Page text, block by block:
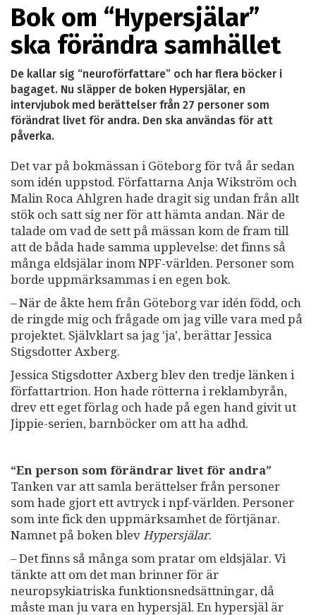
Bok om “Hypersjälar”
ska förändra samhället
De kallar sig “neuroförfattare” och har flera böcker i
bagaget. Nu släpper de boken Hypersjälar, en
intervjubok med berättelser från 27 personer som
förändrat livet för andra. Den ska användas för att
påverka.
Det var på bokmässan i Göteborg för två år sedan
som idén uppstod. Författarna Anja Wikström och
Malin Roca Ahlgren hade dragit sig undan från allt
stök och satt sig ner för att hämta andan. När de
talade om vad de sett på mässan kom de fram till
att de båda hade samma upplevelse: det finns så
många eldsjälar inom NPF-världen. Personer som
borde uppmärksammas i en egen bok.
– När de åkte hem från Göteborg var idén född, och
de ringde mig och frågade om jag ville vara med på
projektet. Självklart sa jag 'ja', berättar Jessica
Stigsdotter Axberg.
Jessica Stigsdotter Axberg blev den tredje länken i
författartrion. Hon hade rötterna i reklambyrån,
drev ett eget förlag och hade på egen hand givit ut
Jippie-serien, barnböcker om att ha adhd.
“En person som förändrar livet för andra”
Tanken var att samla berättelser från personer
som hade gjort ett avtryck i npf-världen. Personer
som inte fick den uppmärksamhet de förtjänar.
Namnet på boken blev Hypersjälar.
– Det finns så många som pratar om eldsjälar. Vi
tänkte att om det man brinner för är
neuropsykiatriska funktionsnedsättningar, då
måste man ju vara en hypersjäl. En hypersjäl är